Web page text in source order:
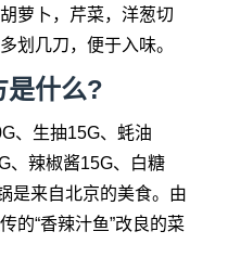
萝卜，芹菜，洋葱切
划几刀，便于入味。
是什么?
、生抽15G、蚝油
、辣椒酱15G、白糖
是来自北京的美食。由
的“香辣汁鱼”改良的菜